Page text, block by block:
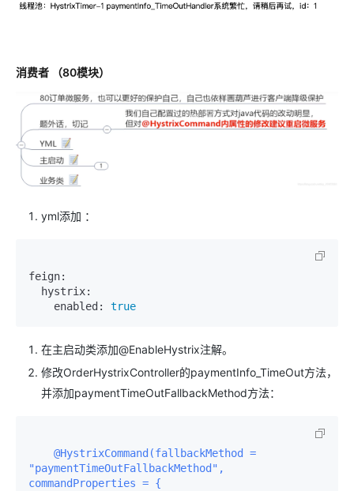
消费者 （80模块）
yml添加 ：
feign:
    enabled:
true
在主启动类添加@EnableHystrix注解。
修改OrderHystrixController的paymentInfo_TimeOut方法，
并添加paymentTimeOutFallbackMethod方法：
@HystrixCommand(fallbackMethod =
"paymentTimeOutFallbackMethod",
commandProperties = {